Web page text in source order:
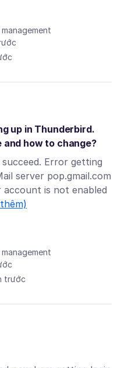
up in Thunderbird.
and how to change?
Error getting
server pop.gmail.com
account is not enabled
trước